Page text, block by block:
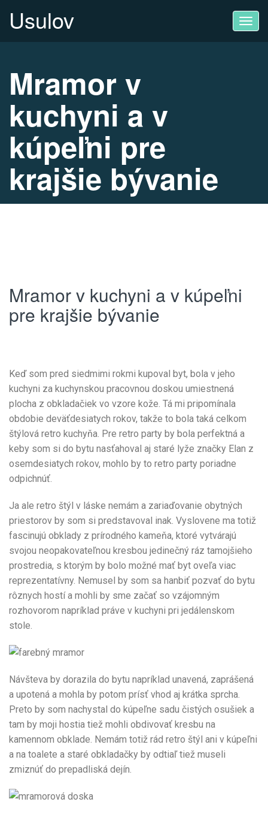
Usulov
Mramor v
kuchyni a v
kúpeľni pre
krajšie bývanie
Mramor v kuchyni a v kúpeľni
pre krajšie bývanie
Keď som pred siedmimi rokmi kupoval byt, bola v jeho
kuchyni za kuchynskou pracovnou doskou umiestnená
plocha z obkladačiek vo vzore kože. Tá mi pripomínala
obdobie deväťdesiatych rokov, takže to bola taká celkom
štýlová retro kuchyňa. Pre retro party by bola perfektná a
keby som si do bytu nasťahoval aj staré lyže značky Elan z
osemdesiatych rokov, mohlo by to retro party poriadne
odpichnúť.
Ja ale retro štýl v láske nemám a zariaďovanie obytných
priestorov by som si predstavoval inak. Vyslovene ma totiž
fascinujú obklady z prírodného kameňa, ktoré vytvárajú
svojou neopakovateľnou kresbou jedinečný ráz tamojšieho
prostredia, s ktorým by bolo možné mať byt oveľa viac
reprezentatívny. Nemusel by som sa hanbiť pozvať do bytu
rôznych hostí a mohli by sme začať so vzájomným
rozhovorom napríklad práve v kuchyni pri jedálenskom
stole.
Návšteva by dorazila do bytu napríklad unavená, zaprášená
a upotená a mohla by potom prísť vhod aj krátka sprcha.
Preto by som nachystal do kúpeľne sadu čistých osušiek a
tam by moji hostia tiež mohli obdivovať kresbu na
kamennom obklade. Nemám totiž rád retro štýl ani v kúpeľni
a na toalete a staré obkladačky by odtiaľ tiež museli
zmiznúť do prepadliská dejín.